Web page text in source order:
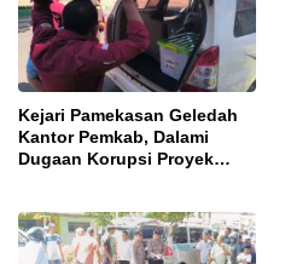
Kejari Pamekasan Geledah
Kantor Pemkab, Dalami
Dugaan Korupsi Proyek